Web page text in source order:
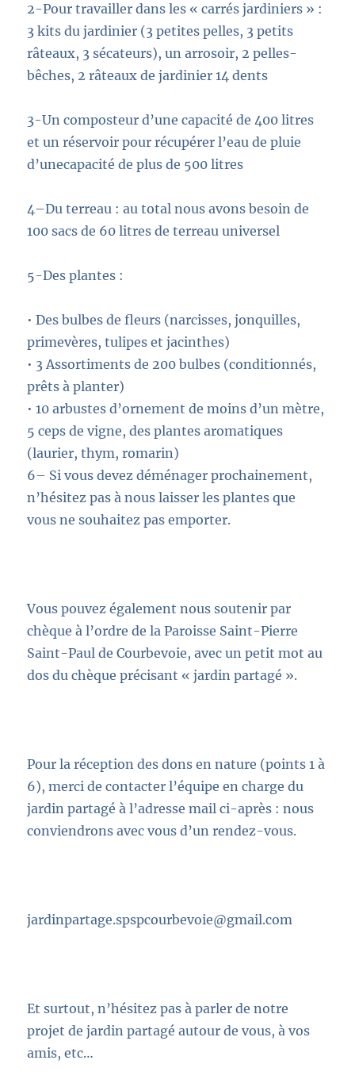
2-Pour travailler dans les «carrés jardiniers » :
3 kits du jardinier (3petites pelles, 3petits
râteaux, 3 sécateurs),un arrosoir, 2 pelles-
bêches, 2râteaux de jardinier 14 dents
3-Un composteur d’une capacité de 400 litres
etun réservoir pour récupérer l’eau depluie
d’unecapacité de plus de 500 litres
4–Du terreau : au total nous avons besoin de
100 sacs de 60 litres de terreau universel
5-Des plantes :
•Des bulbes de fleurs (narcisses, jonquilles,
primevères, tulipes et jacinthes)
• 3Assortiments de 200 bulbes (conditionnés,
prêts à planter)
•10 arbustes d’ornement de moins d’un mètre,
5 ceps de vigne, des plantes aromatiques
(laurier, thym,romarin)
6– Si vous devez déménager prochainement,
n’hésitez pas à nous laisser les plantes que
vous ne souhaitez pas emporter.
Vous pouvez également nous soutenir par
chèque à l’ordre de la Paroisse Saint-Pierre
Saint-Paul de Courbevoie, avec un petit mot au
dos du chèque précisant « jardin partagé ».
Pour la réception des dons en nature (points 1 à
6), merci de contacter l’équipe en charge du
jardin partagéà l’adresse mail ci-après : nous
conviendrons avec vous d’un rendez-vous.
jardinpartage.spspcourbevoie@gmail.com
Et surtout, n’hésitez pas à parler de notre
projet de jardin partagé autour de vous, à vos
amis, etc…